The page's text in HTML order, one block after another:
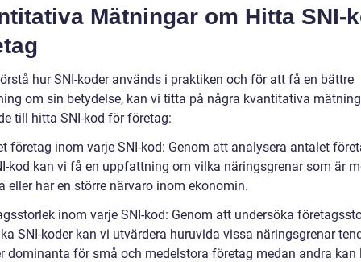
Mätningar om Hitta SNI-
hur SNI-koder används i praktiken och för att få en bättre
om sin betydelse, kan vi titta på några kvantitativa
till hitta SNI-kod för företag:
företag inom varje SNI-kod: Genom att analysera antalet
kod kan vi få en uppfattning om vilka näringsgrenar som är
eller har en större närvaro inom ekonomin.
inom varje SNI-kod: Genom att undersöka
SNI-koder kan vi utvärdera huruvida vissa näringsgrenar
dominanta för små och medelstora företag medan andra kan